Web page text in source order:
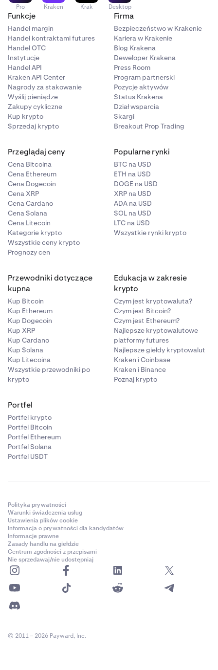
Pro Kraken Krak Desktop
Funkcje
Handel margin
Handel kontraktami futures
Handel OTC
Instytucje
Handel API
Kraken API Center
Nagrody za stakowanie
Wyślij pieniądze
Zakupy cykliczne
Kup krypto
Sprzedaj krypto
Firma
Bezpieczeństwo w Krakenie
Kariera w Krakenie
Blog Krakena
Deweloper Krakena
Press Room
Program partnerski
Pozycje aktywów
Status Krakena
Dział wsparcia
Skargi
Breakout Prop Trading
Przeglądaj ceny
Cena Bitcoina
Cena Ethereum
Cena Dogecoin
Cena XRP
Cena Cardano
Cena Solana
Cena Litecoin
Kategorie krypto
Wszystkie ceny krypto
Prognozy cen
Popularne rynki
BTC na USD
ETH na USD
DOGE na USD
XRP na USD
ADA na USD
SOL na USD
LTC na USD
Wszystkie rynki krypto
Przewodniki dotyczące
kupna
Kup Bitcoin
Kup Ethereum
Kup Dogecoin
Kup XRP
Kup Cardano
Kup Solana
Kup Litecoina
Wszystkie przewodniki po
krypto
Edukacja w zakresie
krypto
Czym jest kryptowaluta?
Czym jest Bitcoin?
Czym jest Ethereum?
Najlepsze kryptowalutowe
platformy futures
Najlepsze giełdy kryptowalut
Kraken i Coinbase
Kraken i Binance
Poznaj krypto
Portfel
Portfel krypto
Portfel Bitcoin
Portfel Ethereum
Portfel Solana
Portfel USDT
Polityka prywatności
Warunki świadczenia usług
Ustawienia plików cookie
Informacja o prywatności dla kandydatów
Informacje prawne
Zasady handlu na giełdzie
Centrum zgodności z przepisami
Nie sprzedawaj/nie udostępniaj
© 2011 – 2026 Payward, Inc.